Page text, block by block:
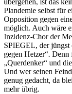
übergehen, ist das
Plandemie selbst für
Opposition gegen
möglich. Auch wäre
Inzidenz-Chor der
SPIEGEL, der jüngst
gegen Hetzer“.
„Querdenker“ und
Und wer seinen
genug gedacht, da
mehr übrig.